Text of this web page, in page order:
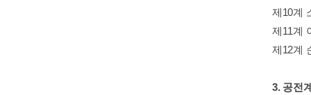
제10계
제11계
제12계
3. 공전